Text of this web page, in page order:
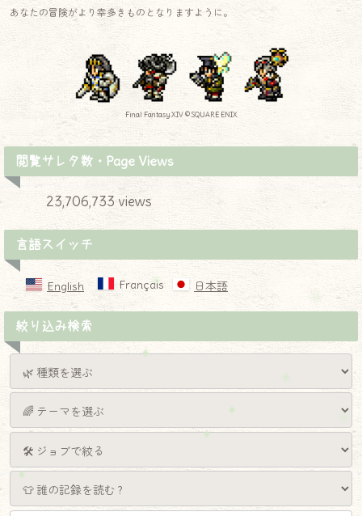
あなたの冒険がより幸多きものとなりますように。
Final Fantasy XIV © SQUARE ENIX
閲覧サレタ数・Page Views
23,706,733 views
言語スイッチ
English Français 日本語
絞り込み検索